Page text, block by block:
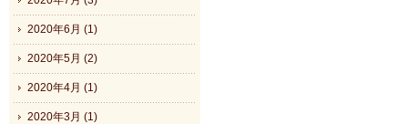
2020年6月 (1)
2020年5月 (2)
2020年4月 (1)
2020年3月 (1)